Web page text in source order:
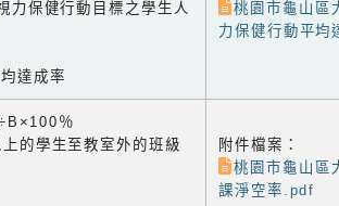
力保健行動目標之學生人
達成率
桃園市龜山區
力保健行動平均
％
的學生至教室外的班級
附件檔案：
桃園市龜山區
課淨空率.pdf